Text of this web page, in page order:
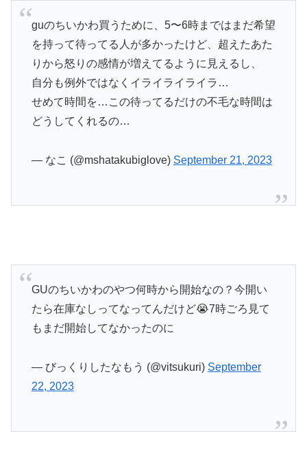
guのちいかわ買うために、5〜6時まではまだ希望
を持って待ってる人が多かったけど、超えたあた
りから怒りの感情が増えてるように見えるし、
自分も例外ではなくイライライライラ…
せめて時間を…この待ってるだけの不毛な時間は
どうしてくれるの…
— なこ (@mshatakubiglove) September 21, 2023
GUのちいかわのやつ何時から開始なの？今開い
たら在庫なしってなってんだけど😭7時ごろ見て
もまだ開始してなかったのに
— びっくりしたなもう (@vitsukuri) September
22, 2023